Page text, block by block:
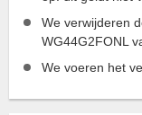
We verwijderen
WG44G2FONL
We voeren het